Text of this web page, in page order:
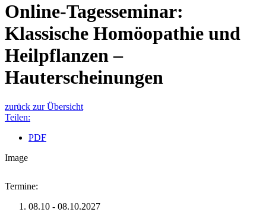
Online-Tagesseminar:
Klassische Homöopathie und
Heilpflanzen –
Hauterscheinungen
zurück zur Übersicht
Teilen:
PDF
Image
Termine:
08.10 - 08.10.2027